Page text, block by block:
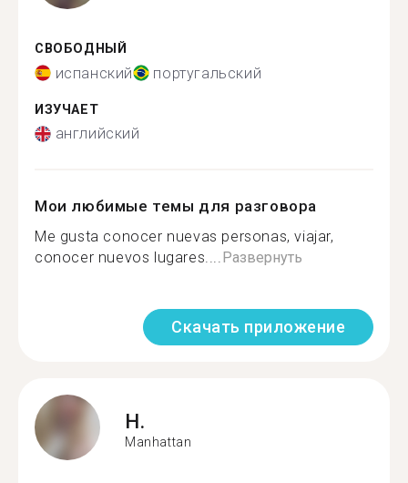
СВОБОДНЫЙ
испанский португальский
ИЗУЧАЕТ
английский
Мои любимые темы для разговора
Me gusta conocer nuevas personas, viajar,
conocer nuevos lugares....Развернуть
Скачать приложение
H.
Manhattan